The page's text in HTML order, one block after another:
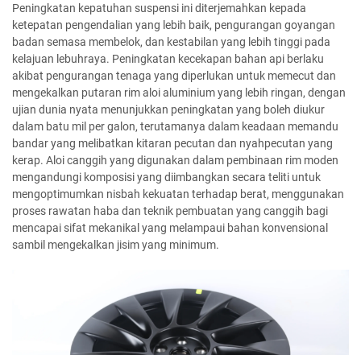
Peningkatan kepatuhan suspensi ini diterjemahkan kepada
ketepatan pengendalian yang lebih baik, pengurangan goyangan
badan semasa membelok, dan kestabilan yang lebih tinggi pada
kelajuan lebuhraya. Peningkatan kecekapan bahan api berlaku
akibat pengurangan tenaga yang diperlukan untuk memecut dan
mengekalkan putaran rim aloi aluminium yang lebih ringan, dengan
ujian dunia nyata menunjukkan peningkatan yang boleh diukur
dalam batu mil per galon, terutamanya dalam keadaan memandu
bandar yang melibatkan kitaran pecutan dan nyahpecutan yang
kerap. Aloi canggih yang digunakan dalam pembinaan rim moden
mengandungi komposisi yang diimbangkan secara teliti untuk
mengoptimumkan nisbah kekuatan terhadap berat, menggunakan
proses rawatan haba dan teknik pembuatan yang canggih bagi
mencapai sifat mekanikal yang melampaui bahan konvensional
sambil mengekalkan jisim yang minimum.